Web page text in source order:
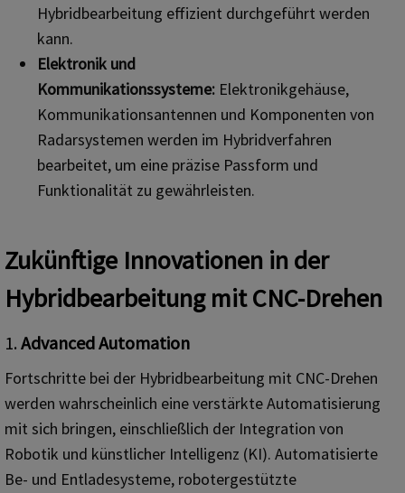
Hybridbearbeitung effizient durchgeführt werden
kann.
Elektronik und
Kommunikationssysteme: Elektronikgehäuse,
Kommunikationsantennen und Komponenten von
Radarsystemen werden im Hybridverfahren
bearbeitet, um eine präzise Passform und
Funktionalität zu gewährleisten.
Zukünftige Innovationen in der
Hybridbearbeitung mit CNC-Drehen
1. Advanced Automation
Fortschritte bei der Hybridbearbeitung mit CNC-Drehen
werden wahrscheinlich eine verstärkte Automatisierung
mit sich bringen, einschließlich der Integration von
Robotik und künstlicher Intelligenz (KI). Automatisierte
Be- und Entladesysteme, robotergestützte